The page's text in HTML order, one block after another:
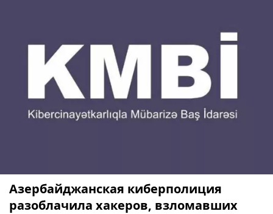
Азербайджанская киберполиция
разоблачила хакеров, взломавших